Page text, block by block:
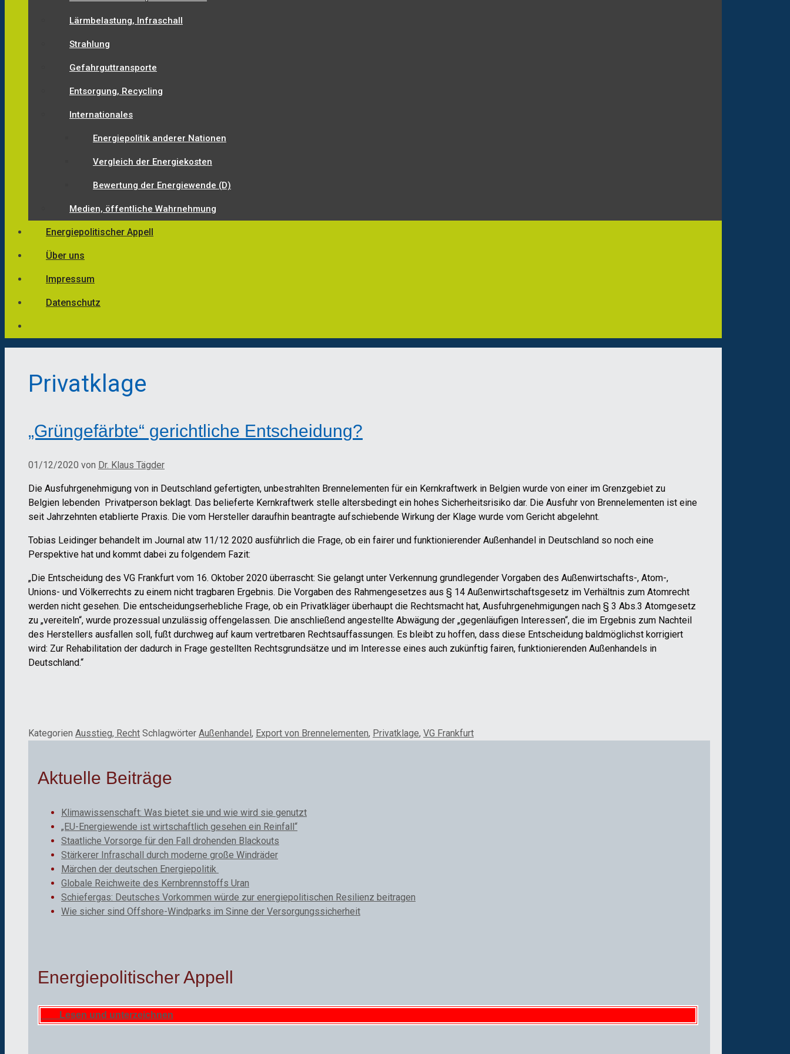
Lärmbelastung, Infraschall
Strahlung
Gefahrguttransporte
Entsorgung, Recycling
Internationales
Energiepolitik anderer Nationen
Vergleich der Energiekosten
Bewertung der Energiewende (D)
Medien, öffentliche Wahrnehmung
Energiepolitischer Appell
Über uns
Impressum
Datenschutz
Privatklage
„Grüngefärbte“ gerichtliche Entscheidung?
01/12/2020 von Dr. Klaus Tägder
Die Ausfuhrgenehmigung von in Deutschland gefertigten, unbestrahlten Brennelementen für ein Kernkraftwerk in Belgien wurde von einer im Grenzgebiet zu
Belgien lebenden Privatperson beklagt. Das belieferte Kernkraftwerk stelle altersbedingt ein hohes Sicherheitsrisiko dar. Die Ausfuhr von Brennelementen ist eine
seit Jahrzehnten etablierte Praxis. Die vom Hersteller daraufhin beantragte aufschiebende Wirkung der Klage wurde vom Gericht abgelehnt.
Tobias Leidinger behandelt im Journal atw 11/12 2020 ausführlich die Frage, ob ein fairer und funktionierender Außenhandel in Deutschland so noch eine
Perspektive hat und kommt dabei zu folgendem Fazit:
„Die Entscheidung des VG Frankfurt vom 16. Oktober 2020 überrascht: Sie gelangt unter Verkennung grundlegender Vorgaben des Außenwirtschafts-, Atom-,
Unions- und Völkerrechts zu einem nicht tragbaren Ergebnis. Die Vorgaben des Rahmengesetzes aus § 14 Außenwirtschaftsgesetz im Verhältnis zum Atomrecht
werden nicht gesehen. Die entscheidungserhebliche Frage, ob ein Privatkläger überhaupt die Rechtsmacht hat, Ausfuhrgenehmigungen nach § 3 Abs.3 Atomgesetz
zu „vereiteln“, wurde prozessual unzulässig offengelassen. Die anschließend angestellte Abwägung der „gegenläufigen Interessen“, die im Ergebnis zum Nachteil
des Herstellers ausfallen soll, fußt durchweg auf kaum vertretbaren Rechtsauffassungen. Es bleibt zu hoffen, dass diese Entscheidung baldmöglichst korrigiert
wird: Zur Rehabilitation der dadurch in Frage gestellten Rechtsgrundsätze und im Interesse eines auch zukünftig fairen, funktionierenden Außenhandels in
Deutschland.“
Kategorien Ausstieg, Recht Schlagwörter Außenhandel , Export von Brennelementen, Privatklage, VG Frankfurt
Aktuelle Beiträge
Klimawissenschaft: Was bietet sie und wie wird sie genutzt
„EU-Energiewende ist wirtschaftlich gesehen ein Reinfall“
Staatliche Vorsorge für den Fall drohenden Blackouts
Stärkerer Infraschall durch moderne große Windräder
Märchen der deutschen Energiepolitik
Globale Reichweite des Kernbrennstoffs Uran
Schiefergas: Deutsches Vorkommen würde zur energiepolitischen Resilienz beitragen
Wie sicher sind Offshore-Windparks im Sinne der Versorgungssicherheit
Energiepolitischer Appell
Lesen und unterzeichnen